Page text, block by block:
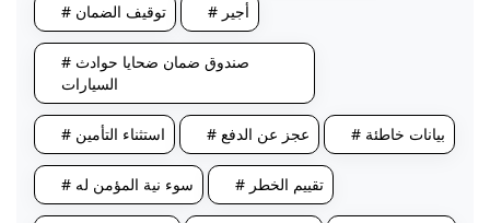
# توقيف الضمان # أجير
# صندوق ضمان ضحايا حوادث
السيارات
# استثناء التأمين # عجز عن الدفع # بيانات خاطئة
# سوء نية المؤمن له # تقييم الخطر